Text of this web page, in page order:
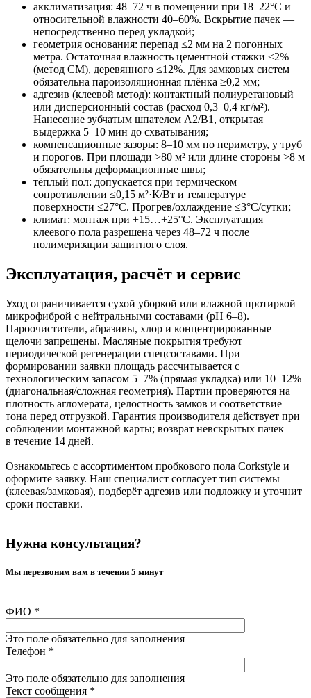
акклиматизация: 48–72 ч в помещении при 18–22°C и
относительной влажности 40–60%. Вскрытие пачек —
непосредственно перед укладкой;
геометрия основания: перепад ≤2 мм на 2 погонных
метра. Остаточная влажность цементной стяжки ≤2%
(метод CM), деревянного ≤12%. Для замковых систем
обязательна пароизоляционная плёнка ≥0,2 мм;
адгезив (клеевой метод): контактный полиуретановый
или дисперсионный состав (расход 0,3–0,4 кг/м²).
Нанесение зубчатым шпателем A2/B1, открытая
выдержка 5–10 мин до схватывания;
компенсационные зазоры: 8–10 мм по периметру, у труб
и порогов. При площади >80 м² или длине стороны >8 м
обязательны деформационные швы;
тёплый пол: допускается при термическом
сопротивлении ≤0,15 м²·К/Вт и температуре
поверхности ≤27°C. Прогрев/охлаждение ≤3°C/сутки;
климат: монтаж при +15…+25°C. Эксплуатация
клеевого пола разрешена через 48–72 ч после
полимеризации защитного слоя.
Эксплуатация, расчёт и сервис
Уход ограничивается сухой уборкой или влажной протиркой
микрофиброй с нейтральными составами (pH 6–8).
Пароочистители, абразивы, хлор и концентрированные
щелочи запрещены. Масляные покрытия требуют
периодической регенерации спецсоставами. При
формировании заявки площадь рассчитывается с
технологическим запасом 5–7% (прямая укладка) или 10–12%
(диагональная/сложная геометрия). Партии проверяются на
плотность агломерата, целостность замков и соответствие
тона перед отгрузкой. Гарантия производителя действует при
соблюдении монтажной карты; возврат невскрытых пачек —
в течение 14 дней.
Ознакомьтесь с ассортиментом пробкового пола Corkstyle и
оформите заявку. Наш специалист согласует тип системы
(клеевая/замковая), подберёт адгезив или подложку и уточнит
сроки поставки.
Нужна консультация?
Мы перезвоним вам в течении 5 минут
ФИО *
Это поле обязательно для заполнения
Телефон *
Это поле обязательно для заполнения
Текст сообщения *